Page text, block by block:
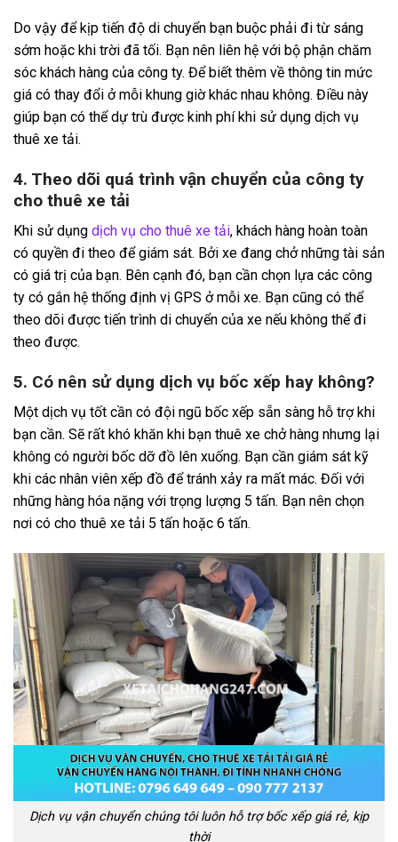
Do vậy để kịp tiến độ di chuyển bạn buộc phải đi từ sáng
sớm hoặc khi trời đã tối. Bạn nên liên hệ với bộ phận chăm
sóc khách hàng của công ty. Để biết thêm về thông tin mức
giá có thay đổi ở mỗi khung giờ khác nhau không. Điều này
giúp bạn có thể dự trù được kinh phí khi sử dụng dịch vụ
thuê xe tải.
4. Theo dõi quá trình vận chuyển của công ty
cho thuê xe tải
Khi sử dụng dịch vụ cho thuê xe tải, khách hàng hoàn toàn
có quyền đi theo để giám sát. Bởi xe đang chở những tài sản
có giá trị của bạn. Bên cạnh đó, bạn cần chọn lựa các công
ty có gắn hệ thống định vị GPS ở mỗi xe. Bạn cũng có thể
theo dõi được tiến trình di chuyển của xe nếu không thể đi
theo được.
5. Có nên sử dụng dịch vụ bốc xếp hay không?
Một dịch vụ tốt cần có đội ngũ bốc xếp sẵn sàng hỗ trợ khi
bạn cần. Sẽ rất khó khăn khi bạn thuê xe chở hàng nhưng lại
không có người bốc dỡ đồ lên xuống. Bạn cần giám sát kỹ
khi các nhân viên xếp đồ để tránh xảy ra mất mác. Đối với
những hàng hóa nặng với trọng lượng 5 tấn. Bạn nên chọn
nơi có cho thuê xe tải 5 tấn hoặc 6 tấn.
Dịch vụ vận chuyển chúng tôi luôn hỗ trợ bốc xếp giá rẻ, kịp
thời